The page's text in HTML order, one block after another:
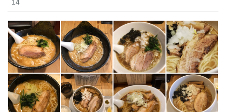
14